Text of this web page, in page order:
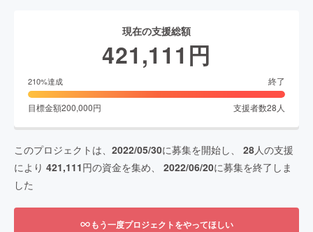
現在の支援総額
421,111 円
210%達成 終了
目標金額200,000円 支援者数28 人
このプロジェクトは、 2022/05/30に募集を開始し、 28人の支援
により 421,111円の資金を集め、 2022/06/20に募集を終了しま
した
もう一度プロジェクトをやってほしい